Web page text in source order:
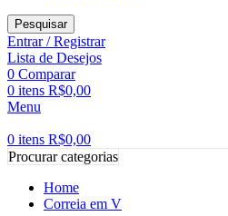
Pesquisar
Entrar / Registrar
Lista de Desejos
0 Comparar
0 itens R$0,00
Menu
0 itens R$0,00
Procurar categorias
Home
Correia em V